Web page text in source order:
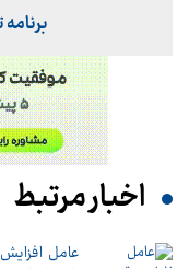
اخبار مرتبط
عامل